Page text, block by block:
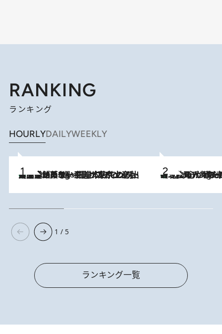
RANKING
ランキング
HOURLYDAILYWEEKLY
3 Hours Ago
【間違いのない王道・東京土産】資生堂パーラー 銀座本店でのみ出会える銘菓5選《極上プディング・濃厚チーズケーキ・ボンボンショコラほか》 3 Hours Ago
《北欧の人々の幸福度が高いのは…》元デンマーク親善大使が出会った“心が満たされる暮らし”「いいかげんにヒュッゲしなさい！」
1 / 5
ランキング一覧